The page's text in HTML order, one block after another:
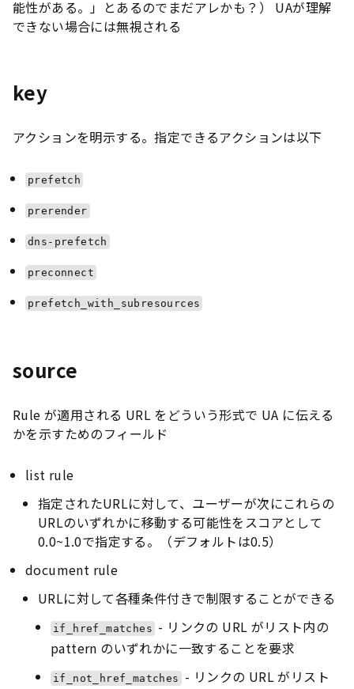
能性がある。」とあるのでまだアレかも？） UAが理解
できない場合には無視される
key
アクションを明示する。指定できるアクションは以下
prefetch
prerender
dns-prefetch
preconnect
prefetch_with_subresources
source
Rule が適用される URL をどういう形式で UA に伝える
かを示すためのフィールド
list rule
指定されたURLに対して、ユーザーが次にこれらの
URLのいずれかに移動する可能性をスコアとして
0.0~1.0で指定する。（デフォルトは0.5）
document rule
URLに対して各種条件付きで制限することができる
if_href_matches - リンクの URL がリスト内の
pattern のいずれかに一致することを要求
if_not_href_matches - リンクの URL がリスト